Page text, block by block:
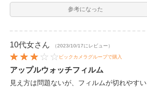
参考になった
10代女さん （2023/10/17にレビュー）
ビックカメラグループで購入
アップルウォッチフィルム
見え方は問題ないが、フィルムが切れやすい